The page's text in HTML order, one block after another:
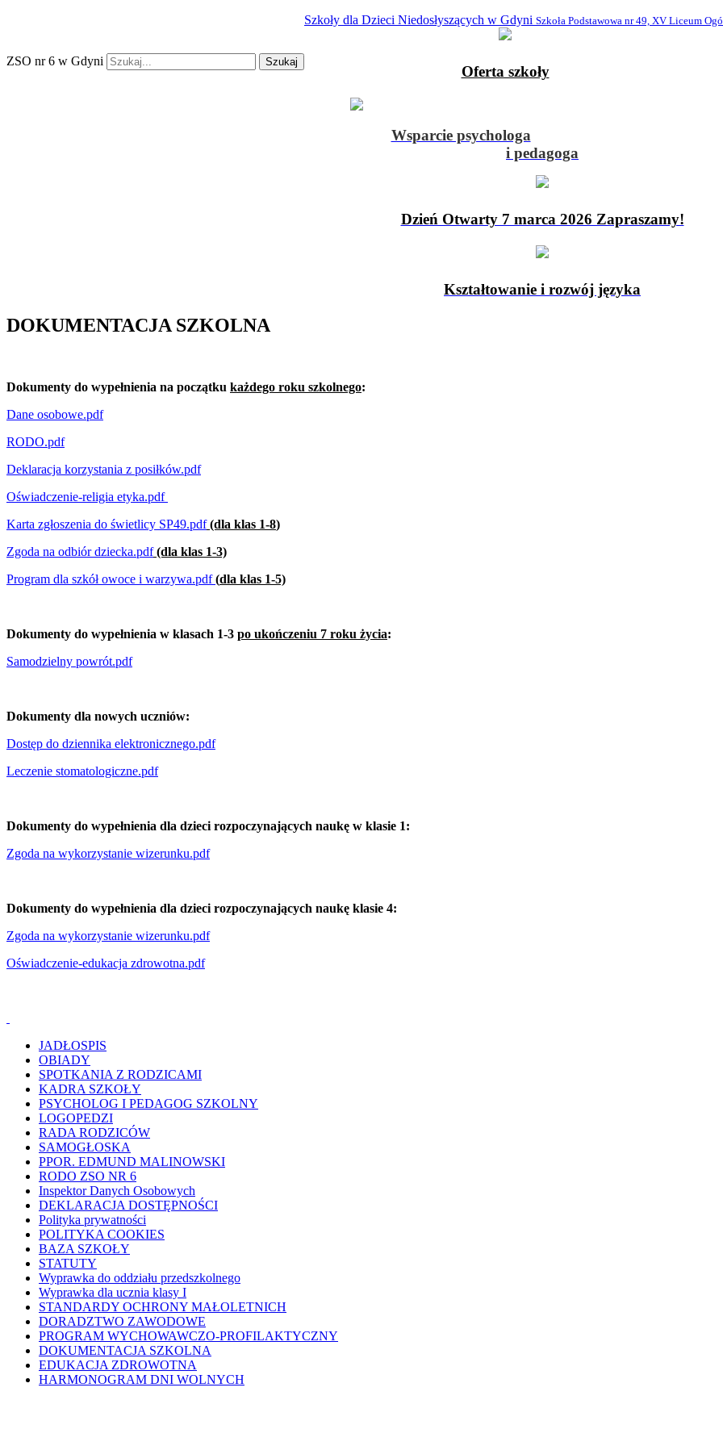
ZSO nr 6 w Gdyni Szukaj
Szkoły dla Dzieci Niedosłyszących w Gdyni Szkoła Podstawowa nr 49, XV Liceum
Oferta szkoły
Wsparcie psychologa
i pedagoga
Dzień Otwarty 7 marca 2026 Zapraszamy!
Kształtowanie i rozwój języka
DOKUMENTACJA SZKOLNA
Dokumenty do wypełnienia na początku każdego roku szkolnego:
Dane osobowe.pdf
RODO.pdf
Deklaracja korzystania z posiłków.pdf
Oświadczenie-religia etyka.pdf
Karta zgłoszenia do świetlicy SP49.pdf (dla klas 1-8)
Zgoda na odbiór dziecka.pdf (dla klas 1-3)
Program dla szkół owoce i warzywa.pdf (dla klas 1-5)
Dokumenty do wypełnienia w klasach 1-3 po ukończeniu 7 roku życia:
Samodzielny powrót.pdf
Dokumenty dla nowych uczniów:
Dostęp do dziennika elektronicznego.pdf
Leczenie stomatologiczne.pdf
Dokumenty do wypełnienia dla dzieci rozpoczynających naukę w klasie 1:
Zgoda na wykorzystanie wizerunku.pdf
Dokumenty do wypełnienia dla dzieci rozpoczynających naukę klasie 4:
Zgoda na wykorzystanie wizerunku.pdf
Oświadczenie-edukacja zdrowotna.pdf
JADŁOSPIS
OBIADY
SPOTKANIA Z RODZICAMI
KADRA SZKOŁY
PSYCHOLOG I PEDAGOG SZKOLNY
LOGOPEDZI
RADA RODZICÓW
SAMOGŁOSKA
PPOR. EDMUND MALINOWSKI
RODO ZSO NR 6
Inspektor Danych Osobowych
DEKLARACJA DOSTĘPNOŚCI
Polityka prywatności
POLITYKA COOKIES
BAZA SZKOŁY
STATUTY
Wyprawka do oddziału przedszkolnego
Wyprawka dla ucznia klasy I
STANDARDY OCHRONY MAŁOLETNICH
DORADZTWO ZAWODOWE
PROGRAM WYCHOWAWCZO-PROFILAKTYCZNY
DOKUMENTACJA SZKOLNA
EDUKACJA ZDROWOTNA
HARMONOGRAM DNI WOLNYCH